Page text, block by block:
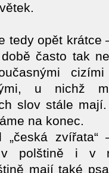
tedy opět
často tak
u nichž
slov stále
na konec.
„česká
v polštině i v
mají také